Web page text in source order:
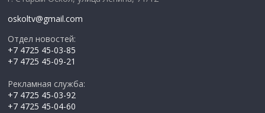
oskoltv@gmail.com
Отдел новостей:
+7 4725 45-03-85
+7 4725 45-09-21
Рекламная служба:
+7 4725 45-03-92
+7 4725 45-04-60